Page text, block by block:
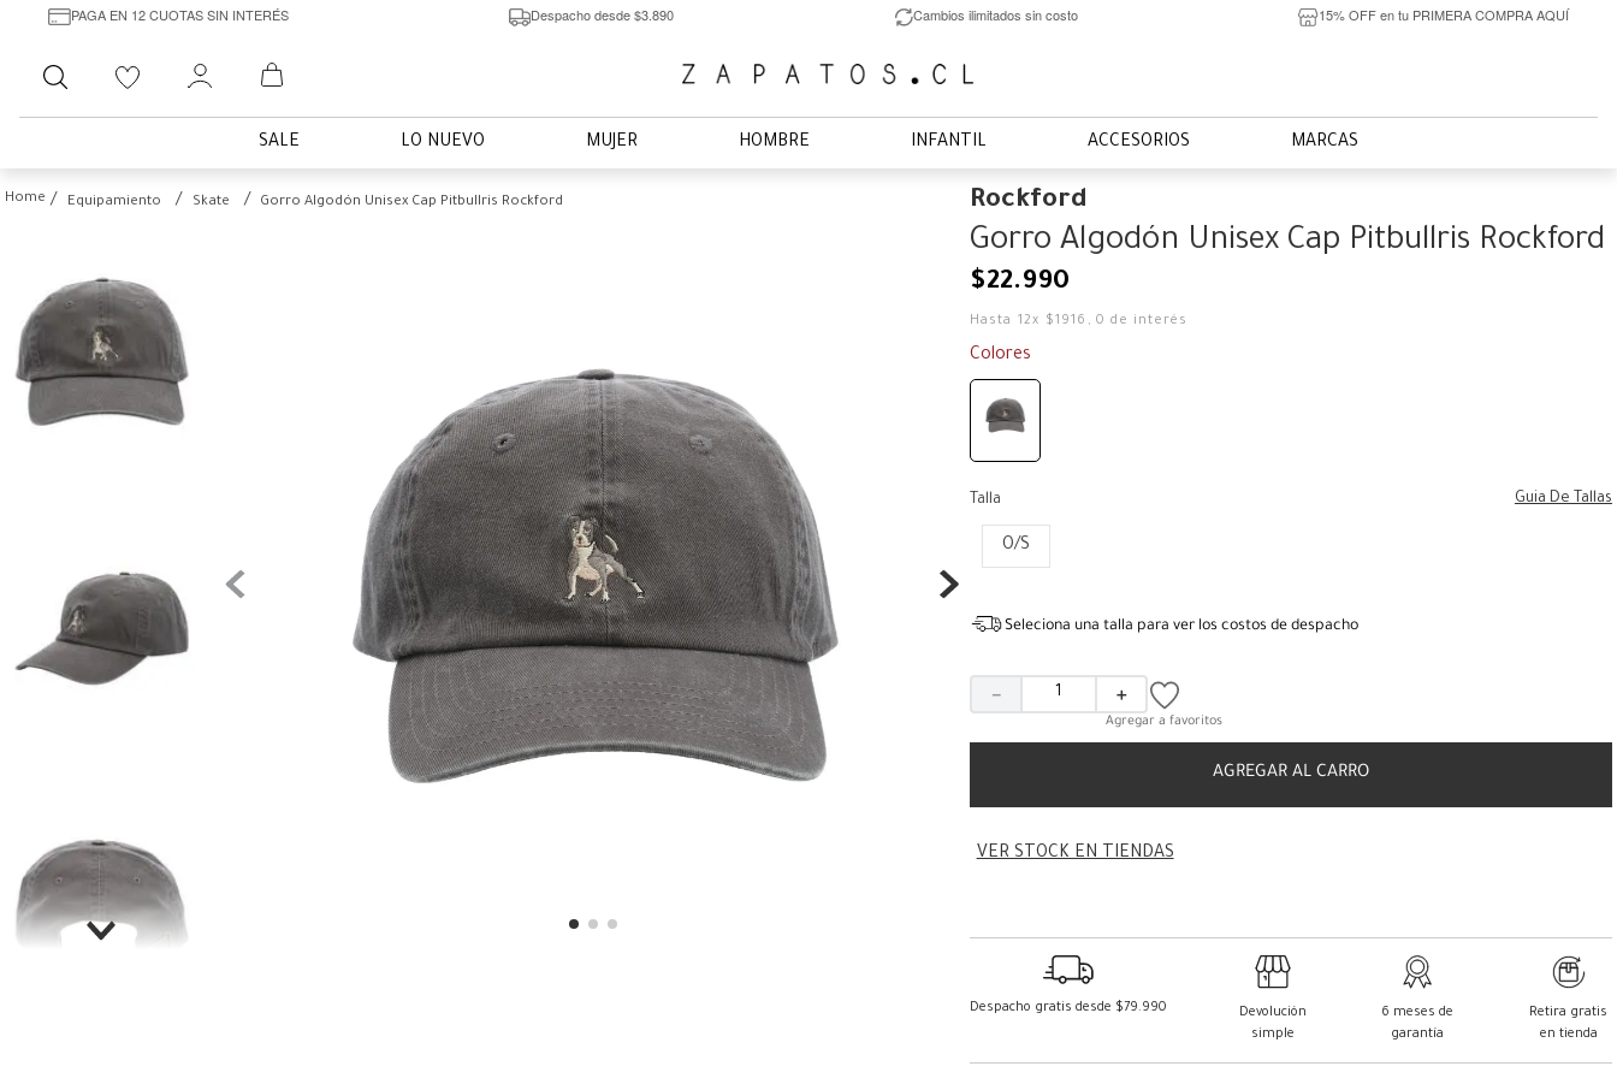
PAGA EN 12 CUOTAS SIN INTERÉS Despacho desde $3.890 Cambios ilimitados sin costo 15% OFF en tu PRIMERA COMPRA AQUÍ
Buscar
SALE LO NUEVO MUJER HOMBRE INFANTIL ACCESORIOS MARCAS
Equipamiento Skate Gorro Algodón Unisex Cap Pitbullris Rockford Rockford
Gorro Algodón Unisex Cap Pitbullris Rockford
$22.990
Hasta 12x $1916 ,0 de interés
Colores
Talla Guia De Tallas
O/S
Seleciona una talla para ver los costos de despacho
＋
－
AGREGAR AL CARRO
VER STOCK EN TIENDAS
Despacho gratis desde $79.990
Devolución
simple
6 meses de
garantía
Retira gratis
en tienda